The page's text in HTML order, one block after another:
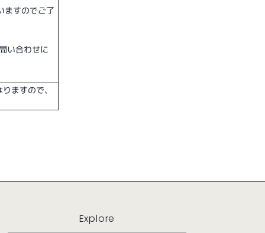
ますのでご了
い合わせに
ますので、
Explore